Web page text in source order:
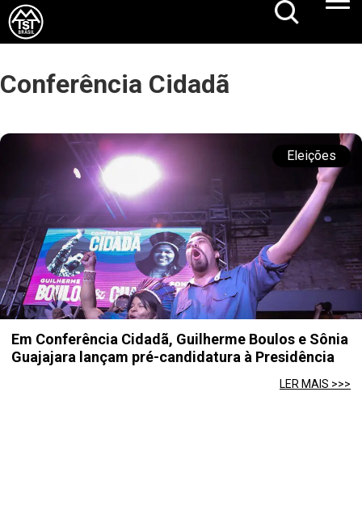
Conferência Cidadã
Eleições
Em Conferência Cidadã, Guilherme Boulos e Sônia
Guajajara lançam pré-candidatura à Presidência
LER MAIS >>>